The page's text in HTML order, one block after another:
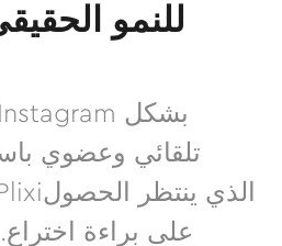
تلقائي وعضوي
على براءة